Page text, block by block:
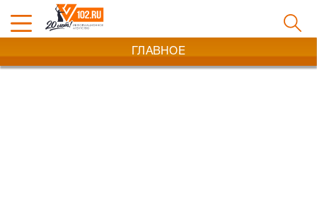
ГЛАВНОЕ